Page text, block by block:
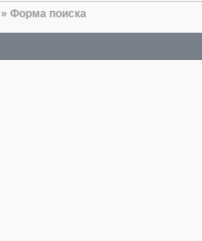
» Форма поиска